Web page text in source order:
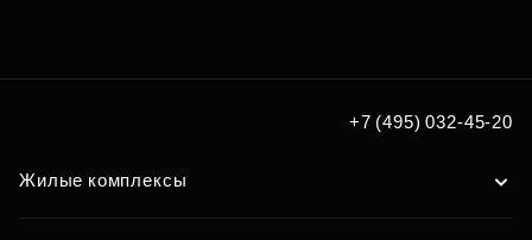
+7 (495) 032-45-20
Жилые комплексы